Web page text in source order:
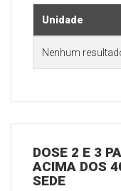
Unidade
Nenhum
DOSE 2 E 3
ACIMA DOS
SEDE